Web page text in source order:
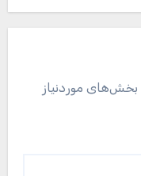
بخش‌های موردنیاز